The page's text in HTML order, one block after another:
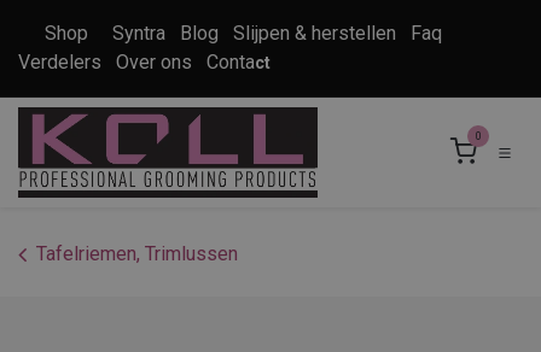
Shop Syntra Blog Slijpen & herstellen
Faq
Verdelers
Over ons Contact
0
Tafelriemen, Trimlussen